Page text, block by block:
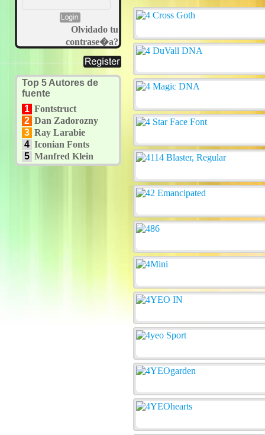
Olvidado tu
contrase�a?
Top 5 Autores de
fuente
1 Fontstruct
2 Dan Zadorozny
3 Ray Larabie
4 Iconian Fonts
5 Manfred Klein